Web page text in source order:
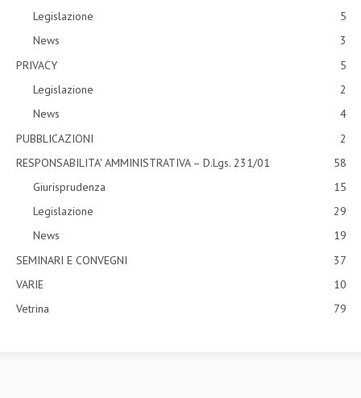
Legislazione
5
News
3
PRIVACY
5
Legislazione
2
News
4
PUBBLICAZIONI
2
RESPONSABILITA' AMMINISTRATIVA – D.Lgs. 231/01
58
Giurisprudenza
15
Legislazione
29
News
19
SEMINARI E CONVEGNI
37
VARIE
10
Vetrina
79